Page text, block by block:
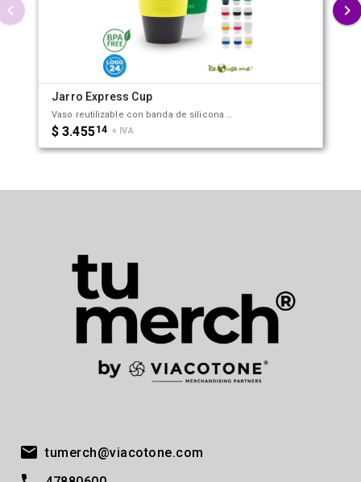
Jarro Express Cup
Vaso reutilizable con banda de silicona personalizable. Fabricado en PP. Producto aprobado por el I.N.A.L. para el contacto con alimentos. Medidas con tapa: 12 cm x 8,5 cm. Altura sin tapa: 9,5 cm. Capacidad: 350 ml. Producto libre de BPA. Es apto para lavavajillas. No es apto para microondas. Re Use Me.
$ 3.45514 + IVA
tumerch@viacotone.com